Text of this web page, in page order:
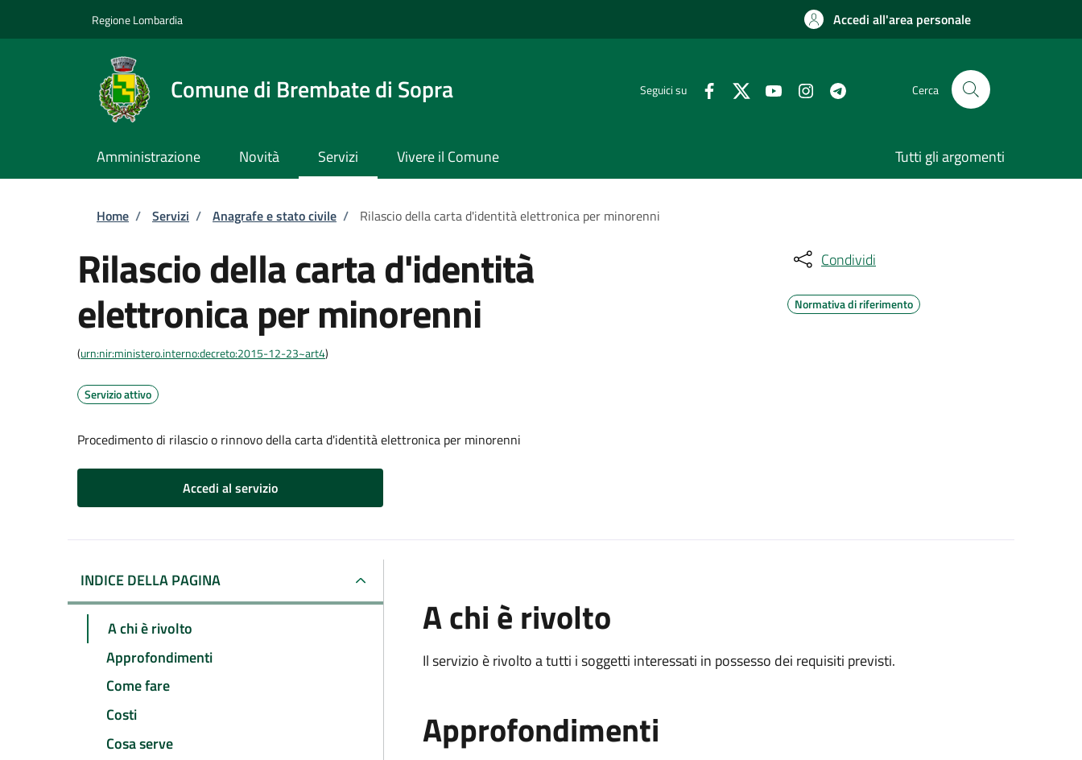
Regione Lombardia Accedi all'area personale
Comune di Brembate di Sopra Seguici su Cerca
Amministrazione Novità Servizi Vivere il Comune Tutti gli argomenti
Briciole di pane
Home / Servizi / Anagrafe e stato civile / Rilascio della carta d'identità elettronica per minorenni
Rilascio della carta d'identità
elettronica per minorenni
(urn:nir:ministero.interno:decreto:2015-12-23~art4)
Servizio attivo
Procedimento di rilascio o rinnovo della carta d'identità elettronica per minorenni
Accedi al servizio
Condividi
Normativa di riferimento
INDICE DELLA PAGINA
A chi è rivolto
Approfondimenti
Come fare
Costi
Cosa serve
A chi è rivolto
Il servizio è rivolto a tutti i soggetti interessati in possesso dei requisiti previsti.
Approfondimenti